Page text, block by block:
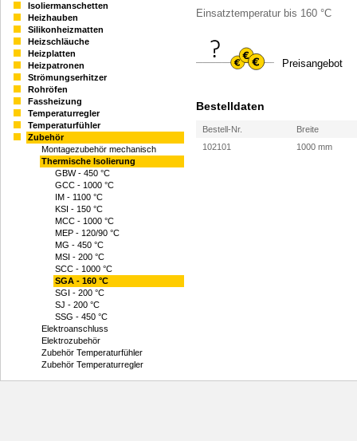
Isoliermanschetten
Heizhauben
Silikonheizmatten
Heizschläuche
Heizplatten
Heizpatronen
Strömungserhitzer
Rohröfen
Fassheizung
Temperaturregler
Temperaturfühler
Zubehör
Montagezubehör mechanisch
Thermische Isolierung
GBW - 450 °C
GCC - 1000 °C
IM - 1100 °C
KSI - 150 °C
MCC - 1000 °C
MEP - 120/90 °C
MG - 450 °C
MSI - 200 °C
SCC - 1000 °C
SGA - 160 °C
SGI - 200 °C
SJ - 200 °C
SSG - 450 °C
Elektroanschluss
Elektrozubehör
Zubehör Temperaturfühler
Zubehör Temperaturregler
Einsatztemperatur bis 160 °C
Preisangebot
Bestelldaten
Bestell-Nr.
Breite
102101
1000 mm